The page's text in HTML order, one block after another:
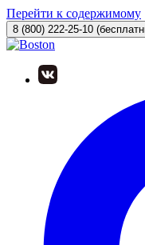
Перейти к содержимому
8 (800) 222-25-10